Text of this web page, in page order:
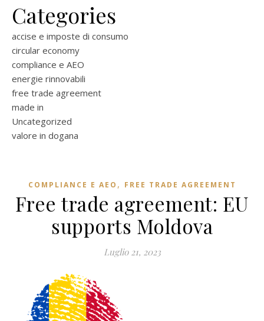
Categories
accise e imposte di consumo
circular economy
compliance e AEO
energie rinnovabili
free trade agreement
made in
Uncategorized
valore in dogana
COMPLIANCE E AEO , FREE TRADE AGREEMENT
Free trade agreement: EU
supports Moldova
Luglio 21, 2023